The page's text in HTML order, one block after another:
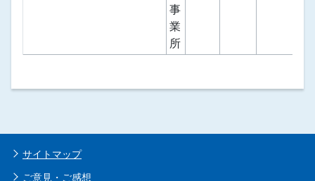
事
業
所
サイトマップ
ご意見・ご感想